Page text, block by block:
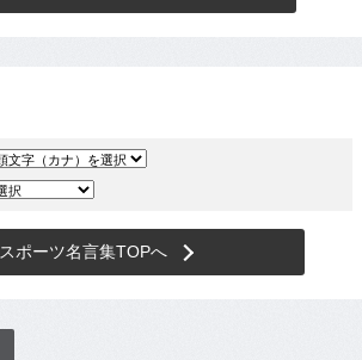
スポーツ名言集TOPへ